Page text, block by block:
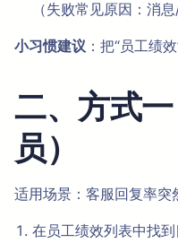
（失败常见原因：消
小习惯建议 ：把“员工绩
二、方式
员）
适用场景：客服回复率突
在员工绩效列表中找